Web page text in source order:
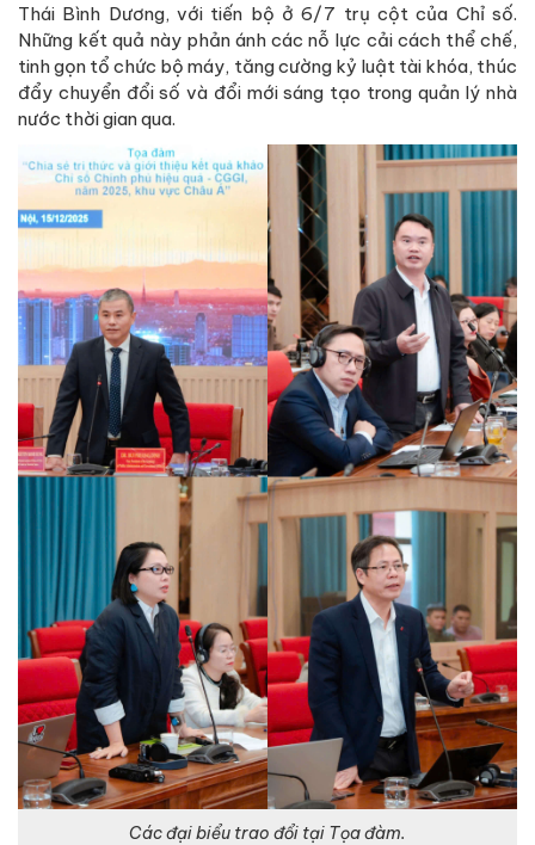
Thái Bình Dương, với tiến bộ ở 6/7 trụ cột của Chỉ số.
Những kết quả này phản ánh các nỗ lực cải cách thể chế,
tinh gọn tổ chức bộ máy, tăng cường kỷ luật tài khóa, thúc
đẩy chuyển đổi số và đổi mới sáng tạo trong quản lý nhà
nước thời gian qua.
Các đại biểu trao đổi tại Tọa đàm.